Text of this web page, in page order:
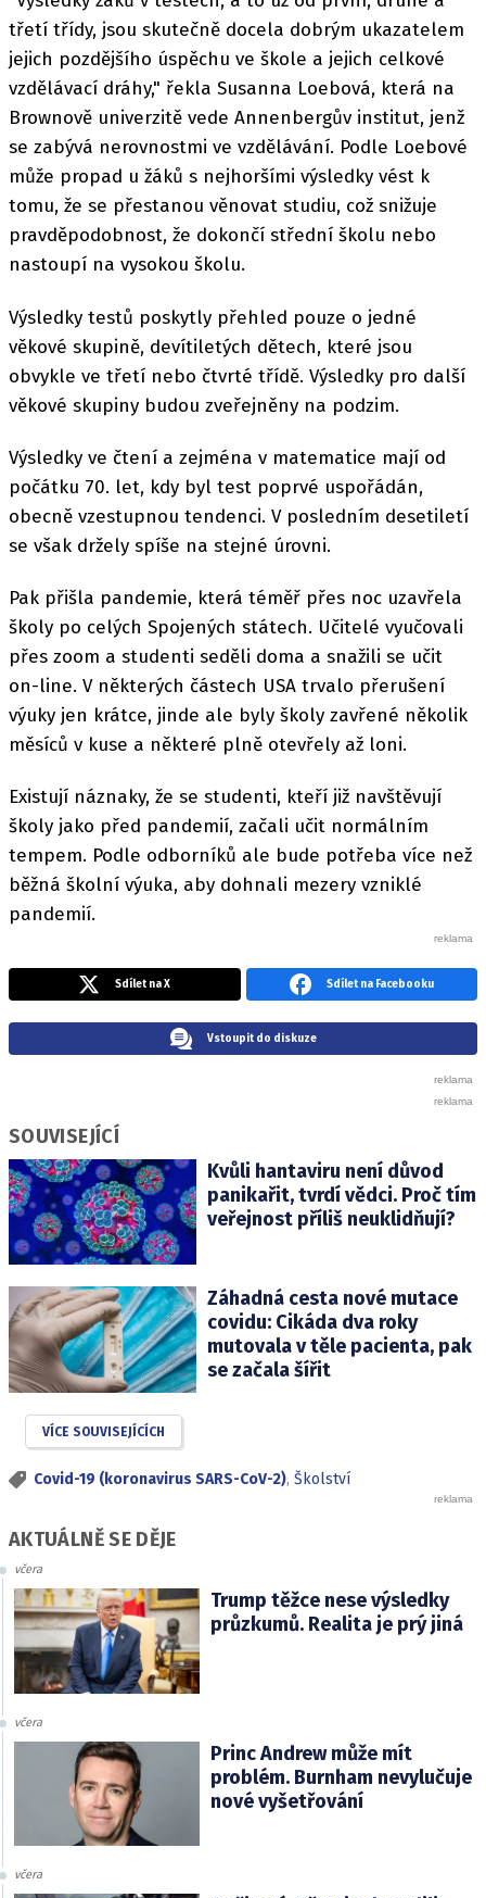
třetí třídy, jsou skutečně docela dobrým ukazatelem
jejich pozdějšího úspěchu ve škole a jejich celkové
vzdělávací dráhy," řekla Susanna Loebová, která na
Brownově univerzitě vede Annenbergův institut, jenž
se zabývá nerovnostmi ve vzdělávání. Podle Loebové
může propad u žáků s nejhoršími výsledky vést k
tomu, že se přestanou věnovat studiu, což snižuje
pravděpodobnost, že dokončí střední školu nebo
nastoupí na vysokou školu.
Výsledky testů poskytly přehled pouze o jedné
věkové skupině, devítiletých dětech, které jsou
obvykle ve třetí nebo čtvrté třídě. Výsledky pro další
věkové skupiny budou zveřejněny na podzim.
Výsledky ve čtení a zejména v matematice mají od
počátku 70. let, kdy byl test poprvé uspořádán,
obecně vzestupnou tendenci. V posledním desetiletí
se však držely spíše na stejné úrovni.
Pak přišla pandemie, která téměř přes noc uzavřela
školy po celých Spojených státech. Učitelé vyučovali
přes zoom a studenti seděli doma a snažili se učit
on-line. V některých částech USA trvalo přerušení
výuky jen krátce, jinde ale byly školy zavřené několik
měsíců v kuse a některé plně otevřely až loni.
Existují náznaky, že se studenti, kteří již navštěvují
školy jako před pandemií, začali učit normálním
tempem. Podle odborníků ale bude potřeba více než
běžná školní výuka, aby dohnali mezery vzniklé
pandemií.
Sdílet na X Sdílet na Facebooku
Vstoupit do diskuze
SOUVISEJÍCÍ
Kvůli hantaviru není důvod
panikařit, tvrdí vědci. Proč tím
veřejnost příliš neuklidňují?
Záhadná cesta nové mutace
covidu: Cikáda dva roky
mutovala v těle pacienta, pak
se začala šířit
VÍCE SOUVISEJÍCÍCH
Covid-19 (koronavirus SARS-CoV-2), Školství
AKTUÁLNĚ SE DĚJE
včera
Trump těžce nese výsledky
průzkumů. Realita je prý jiná
včera
Princ Andrew může mít
problém. Burnham nevylučuje
nové vyšetřování
včera